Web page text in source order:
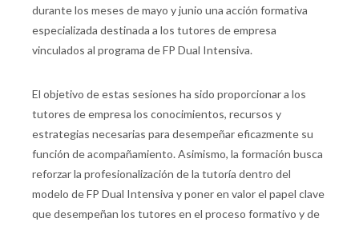
durante los meses de mayo y junio una acción formativa
especializada destinada a los tutores de empresa
vinculados al programa de FP Dual Intensiva.
El objetivo de estas sesiones ha sido proporcionar a los
tutores de empresa los conocimientos, recursos y
estrategias necesarias para desempeñar eficazmente su
función de acompañamiento. Asimismo, la formación busca
reforzar la profesionalización de la tutoría dentro del
modelo de FP Dual Intensiva y poner en valor el papel clave
que desempeñan los tutores en el proceso formativo y de